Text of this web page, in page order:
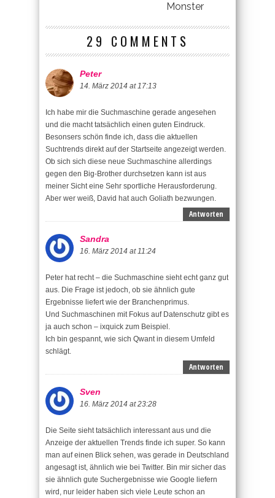
Monster
29 COMMENTS
Peter
14. März 2014 at 17:13
Ich habe mir die Suchmaschine gerade angesehen
und die macht tatsächlich einen guten Eindruck.
Besonsers schön finde ich, dass die aktuellen
Suchtrends direkt auf der Startseite angezeigt werden.
Ob sich sich diese neue Suchmaschine allerdings
gegen den Big-Brother durchsetzen kann ist aus
meiner Sicht eine Sehr sportliche Herausforderung.
Aber wer weiß, David hat auch Goliath bezwungen.
Antworten
Sandra
16. März 2014 at 11:24
Peter hat recht – die Suchmaschine sieht echt ganz gut
aus. Die Frage ist jedoch, ob sie ähnlich gute
Ergebnisse liefert wie der Branchenprimus.
Und Suchmaschinen mit Fokus auf Datenschutz gibt es
ja auch schon – ixquick zum Beispiel.
Ich bin gespannt, wie sich Qwant in diesem Umfeld
schlägt.
Antworten
Sven
16. März 2014 at 23:28
Die Seite sieht tatsächlich interessant aus und die
Anzeige der aktuellen Trends finde ich super. So kann
man auf einen Blick sehen, was gerade in Deutschland
angesagt ist, ähnlich wie bei Twitter. Bin mir sicher das
sie ähnlich gute Suchergebnisse wie Google liefern
wird, nur leider haben sich viele Leute schon an